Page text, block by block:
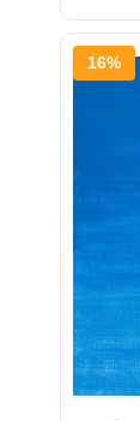
16%